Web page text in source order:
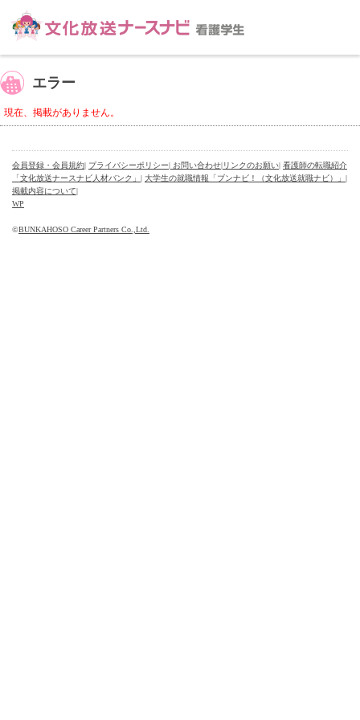
エラー
現在、掲載がありません。
会員登録・会員規約| プライバシーポリシー| お問い合わせ|リンクのお願い| 看護師の転職紹介
「文化放送ナースナビ人材バンク」 | 大学生の就職情報「ブンナビ！（文化放送就職ナビ）」 |
掲載内容について|
WP
©BUNKAHOSO Career Partners Co.,Ltd.